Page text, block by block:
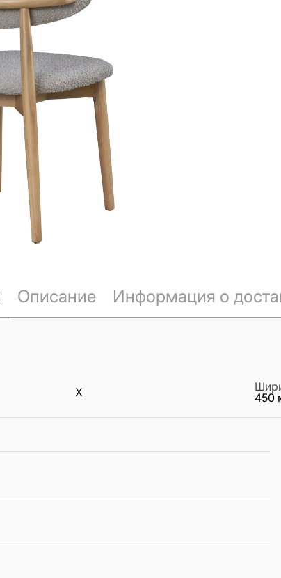
Описание Информация о
X
450